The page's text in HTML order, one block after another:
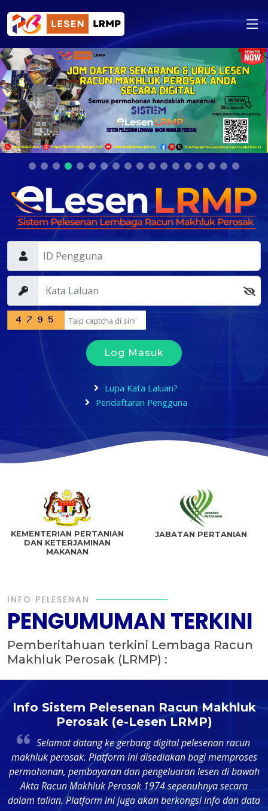
Log Masuk
Lupa Kata Laluan?
Pendaftaran Pengguna
KEMENTERIAN PERTANIAN
DAN KETERJAMINAN
MAKANAN
JABATAN PERTANIAN
INFO PELESENAN
PENGUMUMAN TERKINI
Pemberitahuan terkini Lembaga Racun
Makhluk Perosak (LRMP) :
Info Sistem Pelesenan Racun Makhluk
Perosak (e-Lesen LRMP)
Selamat datang ke gerbang digital pelesenan racun
makhluk perosak. Platform ini disediakan bagi memproses
permohonan, pembayaran dan pengeluaran lesen di bawah
Akta Racun Makhluk Perosak 1974 sepenuhnya secara
dalam talian. Platform ini juga akan berkongsi info dan data